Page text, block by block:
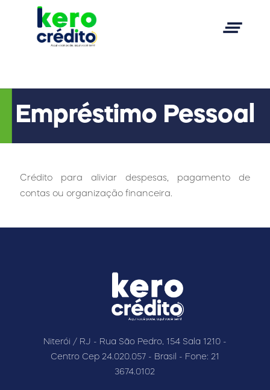
clear_all
Empréstimo Pessoal
Crédito para aliviar despesas, pagamento de
contas ou organização financeira.
Niterói / RJ - Rua São Pedro, 154 Sala 1210 -
Centro Cep 24.020.057 - Brasil - Fone: 21
3674.0102